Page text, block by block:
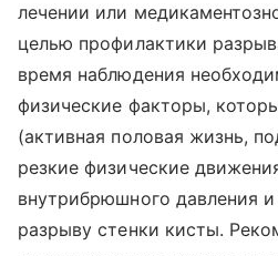
лечении или
целью профилактики
время наблюдения
физические факторы,
(активная половая жизнь,
резкие физические
внутрибрюшного давления и
разрыву стенки кисты.